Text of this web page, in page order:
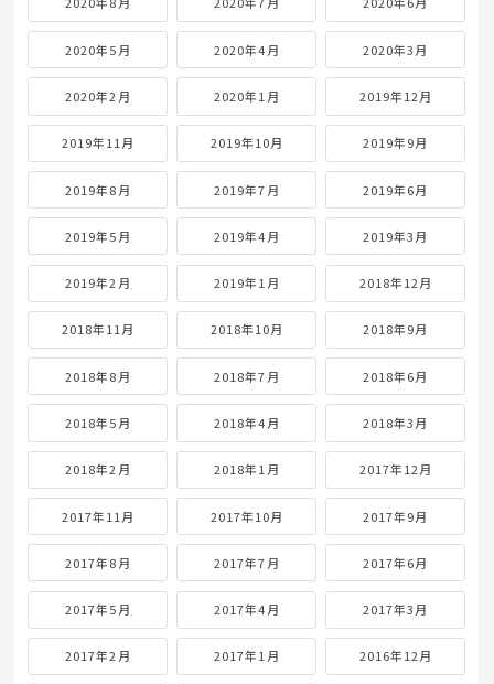
2020年5月 2020年4月 2020年3月
2020年2月 2020年1月 2019年12月
2019年11月 2019年10月 2019年9月
2019年8月 2019年7月 2019年6月
2019年5月 2019年4月 2019年3月
2019年2月 2019年1月 2018年12月
2018年11月 2018年10月 2018年9月
2018年8月 2018年7月 2018年6月
2018年5月 2018年4月 2018年3月
2018年2月 2018年1月 2017年12月
2017年11月 2017年10月 2017年9月
2017年8月 2017年7月 2017年6月
2017年5月 2017年4月 2017年3月
2017年2月 2017年1月 2016年12月